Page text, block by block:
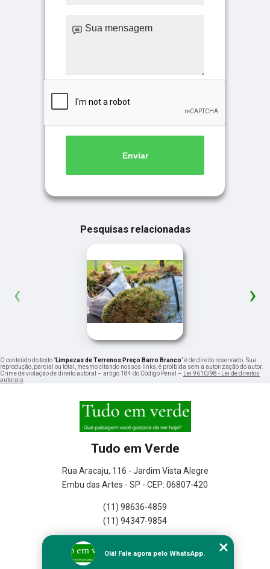
Enviar
Pesquisas relacionadas
‹ ›
O conteúdo do texto "Limpezas de Terrenos Preço Barro Branco" é de direito reservado. Sua
reprodução, parcial ou total, mesmo citando nossos links, é proibida sem a autorização do autor.
Crime de violação de direito autoral – artigo 184 do Código Penal –
Lei 9610/98 - Lei de direitos
autorais
Tudo em Verde
Rua Aracaju, 116 - Jardim Vista Alegre
Embu das Artes - SP - CEP: 06807-420
(11) 98636-4859
(11) 94347-9854
Empresa
Olá! Fale agora pelo WhatsApp.